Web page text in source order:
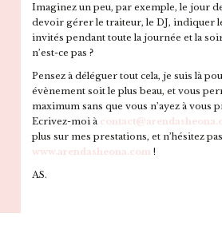
Imaginez un peu, par exemple, le jour
devoir gérer le traiteur, le DJ, indiquer
invités pendant toute la journée et la
n’est-ce pas ?
Pensez à déléguer tout cela, je suis là
évènement soit le plus beau, et vous
maximum sans que vous n’ayez à vous
Ecrivez-moi à
plus sur mes prestations, et n’hésitez
www.arendasheona.com !
AS.